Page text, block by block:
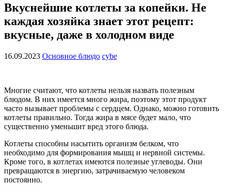
Вкуснейшие котлеты за копейки. Не
каждая хозяйка знает этот рецепт:
вкусные, даже в холодном виде
16.09.2023 Основное блюдо cybe
Многие считают, что котлеты нельзя назвать полезным
блюдом. В них имеется много жира, поэтому этот продукт
часто вызывает проблемы с сердцем. Однако, можно готовить
котлеты правильно. Тогда жира в мясе будет мало, что
существенно уменьшит вред этого блюда.
Котлеты способны насытить организм белком, что
необходимо для формирования мышц и нервной системы.
Кроме того, в котлетах имеются полезные углеводы. Они
превращаются в энергию, затрачиваемую человеком
постоянно.